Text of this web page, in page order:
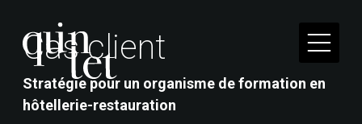
Cas client
Stratégie pour un organisme de formation en
hôtellerie-restauration
Quintet conjugue expériences humaines, savoirs